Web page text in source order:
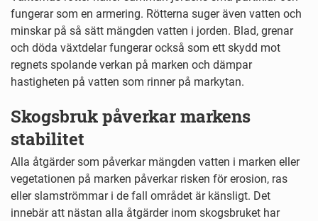
fungerar som en armering. Rötterna suger även vatten och
minskar på så sätt mängden vatten i jorden. Blad, grenar
och döda växtdelar fungerar också som ett skydd mot
regnets spolande verkan på marken och dämpar
hastigheten på vatten som rinner på markytan.
Skogsbruk påverkar markens
stabilitet
Alla åtgärder som påverkar mängden vatten i marken eller
vegetationen på marken påverkar risken för erosion, ras
eller slamströmmar i de fall området är känsligt. Det
innebär att nästan alla åtgärder inom skogsbruket har